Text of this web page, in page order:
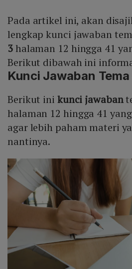
Pada artikel ini, akan
lengkap kunci jawaban
3halaman 12 hingga 41
Berikut dibawah ini
Kunci Jawaban
Berikut ini kunci jawaban
halaman 12 hingga 41
agar lebih paham materi
nantinya.